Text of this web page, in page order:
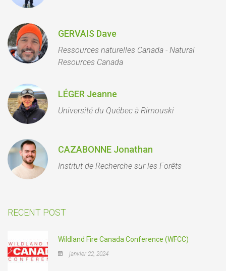
GERVAIS Dave
Ressources naturelles Canada - Natural
Resources Canada
LÉGER Jeanne
Université du Québec à Rimouski
CAZABONNE Jonathan
Institut de Recherche sur les Forêts
RECENT POST
Wildland Fire Canada Conference (WFCC)
janvier 22, 2024